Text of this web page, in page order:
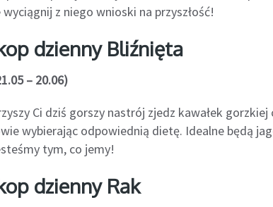
z niego wnioski na przyszłość!
dzienny Bliźnięta
– 20.06)
Ci dziś gorszy nastrój zjedz kawałek
wybierając odpowiednią dietę. Idealne będą
tym, co jemy!
dzienny Rak